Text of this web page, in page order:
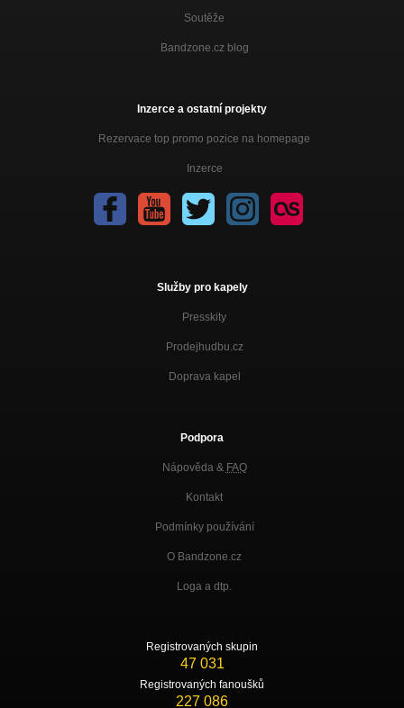
Soutěže
Bandzone.cz blog
Inzerce a ostatní projekty
Rezervace top promo pozice na homepage
Inzerce
Služby pro kapely
Presskity
Prodejhudbu.cz
Doprava kapel
Podpora
Nápověda & FAQ
Kontakt
Podmínky používání
O Bandzone.cz
Loga a dtp.
Registrovaných skupin
47 031
Registrovaných fanoušků
227 086